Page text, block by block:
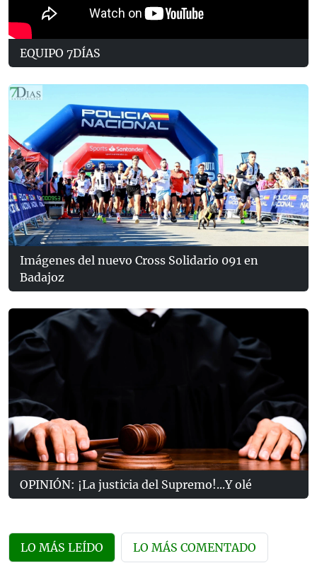
EQUIPO 7DÍAS
Imágenes del nuevo Cross Solidario 091 en
Badajoz
OPINIÓN: ¡La justicia del Supremo!...Y olé
LO MÁS LEÍDO LO MÁS COMENTADO